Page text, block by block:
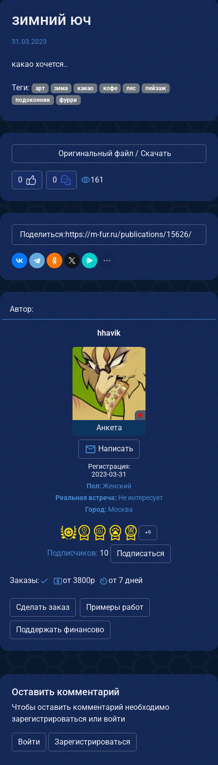
зимний юч
31.03.2023
какао хочется..
Теги: арт зима какао кофе лес
пейзаж
подоконник
фурри
Оригинальный файл / Скачать
0 0 161
Поделиться:https://m-fur.ru/publications/15626/
Автор:
hhavik
Анкета
Написать
Регистрация:
2023-03-31
Пол: Женский
Реальная встреча: Не интересует
Город: Москва
+9
Подписчиков: 10 Подписаться
Заказы: от 3800р от 7 дней
Сделать заказ Примеры работ
Поддержать финансово
Оставить комментарий
Чтобы оставить комментарий необходимо
зарегистрироваться или войти
Войти Зарегистрироваться